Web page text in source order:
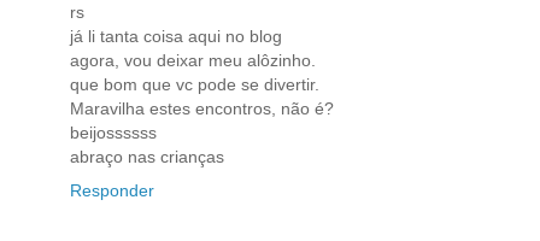
rs
já li tanta coisa aqui no blog
agora, vou deixar meu alôzinho.
que bom que vc pode se divertir.
Maravilha estes encontros, não é?
beijossssss
abraço nas crianças
Responder